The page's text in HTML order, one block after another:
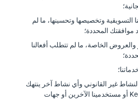
التسويقية وتخصيصها وتحسينها، ما لم
موافقتك المحددة؛
الخاصة، ما لم تتطلب أفعالنا
غير القانوني وأي نشاط آخر ينتهك
الحقوق القانونية لـ KeepSolid أو مستخدمينا الآخرين أو جهات